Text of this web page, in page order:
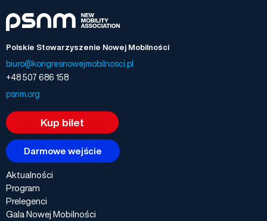
Polskie Stowarzyszenie Nowej Mobilności
biuro@kongresnowejmobilnosci.pl
+48 507 686 158
psnm.org
Kup bilet
Darmowe wejście
Aktualności
Program
Prelegenci
Gala Nowej Mobilności